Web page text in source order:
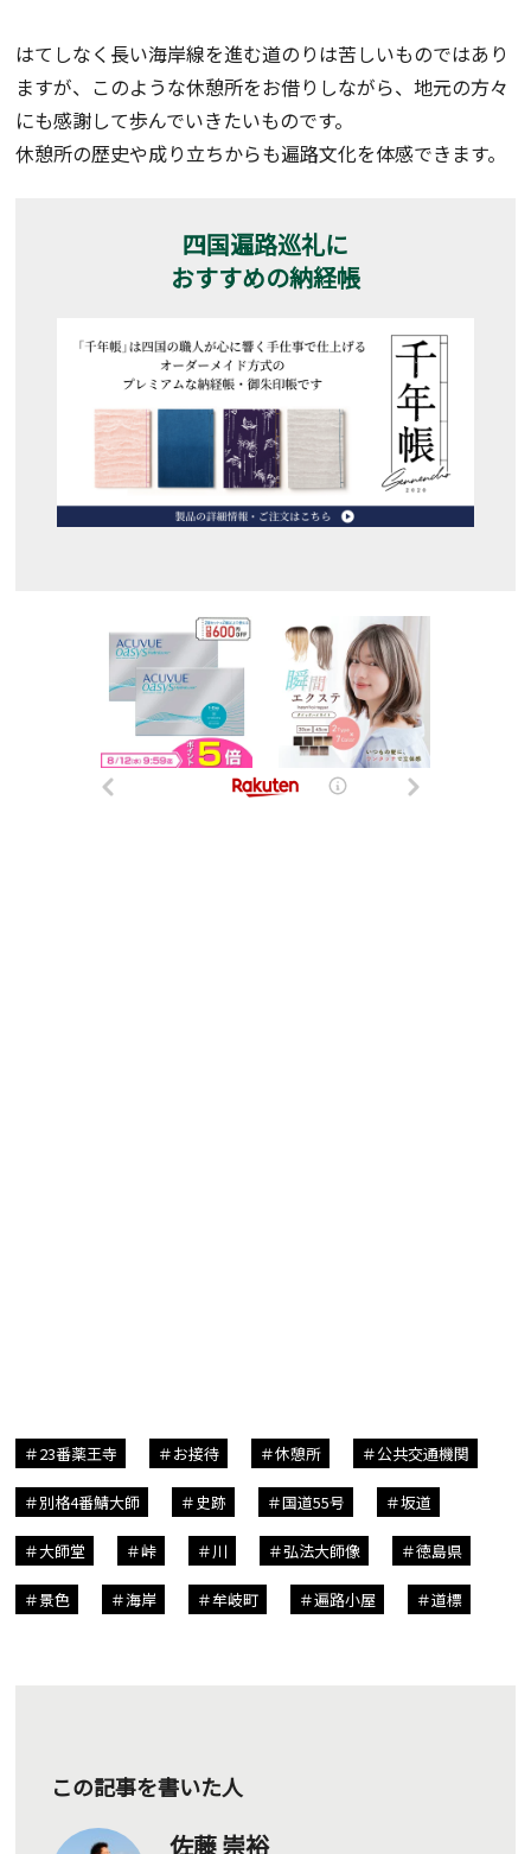
はてしなく長い海岸線を進む道のりは苦しいものではあり
ますが、このような休憩所をお借りしながら、地元の方々
にも感謝して歩んでいきたいものです。
休憩所の歴史や成り立ちからも遍路文化を体感できます。
四国遍路巡礼に
おすすめの納経帳
23番薬王寺 お接待 休憩所 公共交通機関
別格4番鯖大師 史跡 国道55号 坂道
大師堂 峠 川 弘法大師像 徳島県
景色 海岸 牟岐町 遍路小屋 道標
この記事を書いた人
佐藤 崇裕